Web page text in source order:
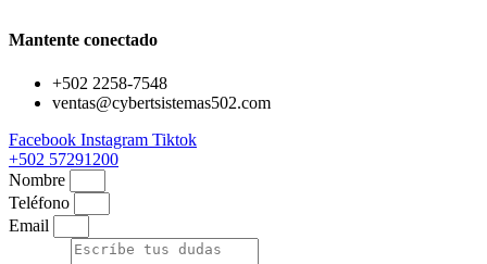
Mantente conectado
+502 2258-7548
ventas@cybertsistemas502.com
Facebook Instagram Tiktok
+502 57291200
Nombre
Teléfono
Email